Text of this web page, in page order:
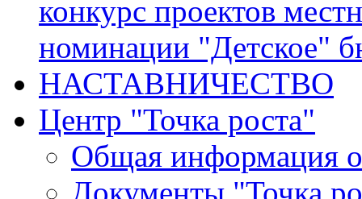
конкурс проектов
номинации "Детское"
НАСТАВНИЧЕСТВО
Центр "Точка роста"
Общая информация о
Документы "Точка